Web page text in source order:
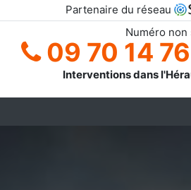
Partenaire du réseau
Numéro non
09 70 14
Interventions dans